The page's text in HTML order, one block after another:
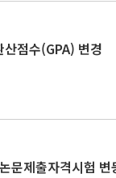
점수(GPA) 변경
문제출자격시험 변